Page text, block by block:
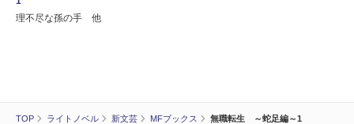
TOP ライトノベル 新文芸 MFブックス 無職転生 ～蛇足編～1
理不尽な孫の手 他